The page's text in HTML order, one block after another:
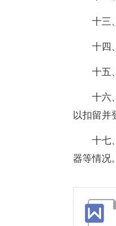
十三
十四
十五
十六
以扣留并
十七
器等情况